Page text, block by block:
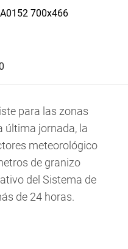
para las zonas
última jornada, la
meteorológico
de granizo
del Sistema de
de 24 horas.